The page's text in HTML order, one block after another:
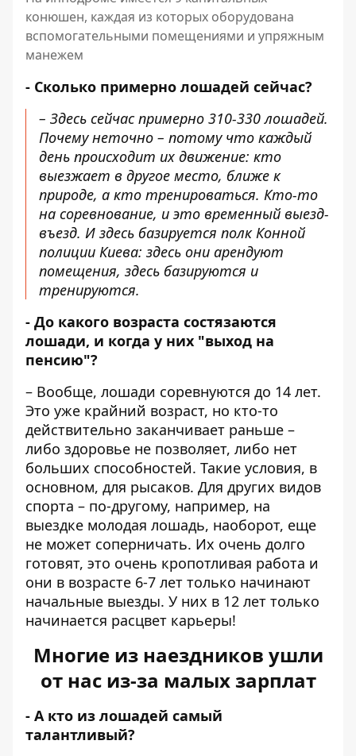
конюшен, каждая из которых оборудована
вспомогательными помещениями и упряжным
манежем
- Сколько примерно лошадей сейчас?
– Здесь сейчас примерно 310-330 лошадей.
Почему неточно – потому что каждый
день происходит их движение: кто
выезжает в другое место, ближе к
природе, а кто тренироваться. Кто-то
на соревнование, и это временный выезд-
въезд. И здесь базируется полк Конной
полиции Киева: здесь они арендуют
помещения, здесь базируются и
тренируются.
- До какого возраста состязаются
лошади, и когда у них "выход на
пенсию"?
– Вообще, лошади соревнуются до 14 лет.
Это уже крайний возраст, но кто-то
действительно заканчивает раньше –
либо здоровье не позволяет, либо нет
больших способностей. Такие условия, в
основном, для рысаков. Для других видов
спорта – по-другому, например, на
выездке молодая лошадь, наоборот, еще
не может соперничать. Их очень долго
готовят, это очень кропотливая работа и
они в возрасте 6-7 лет только начинают
начальные выезды. У них в 12 лет только
начинается расцвет карьеры!
Многие из наездников ушли
от нас из-за малых зарплат
- А кто из лошадей самый
талантливый?